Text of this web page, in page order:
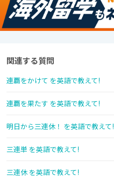
関連する質問
連覇をかけて を英語で教えて!
連覇を果たす を英語で教えて!
明日から三連休！ を英語で教えて!
三連単 を英語で教えて!
三連休 を英語で教えて!